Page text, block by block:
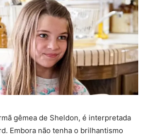
gêmea de Sheldon, é interpretada
Embora não tenha o brilhantismo